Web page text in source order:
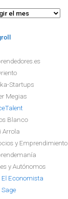
Startups
Megias
Blanco
Arrola
y Emprendimiento
y Autónomos
El Economista
Sage